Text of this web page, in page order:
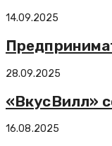
14.09.2025
28.09.2025
«ВкусВилл»
16.08.2025